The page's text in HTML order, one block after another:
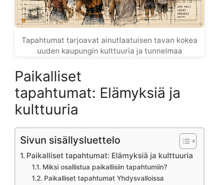
Tapahtumat tarjoavat ainutlaatuisen tavan kokea
uuden kaupungin kulttuuria ja tunnelmaa
Paikalliset
tapahtumat: Elämyksiä ja
kulttuuria
Sivun sisällysluettelo
Paikalliset tapahtumat: Elämyksiä ja kulttuuria
Miksi osallistua paikallisiin tapahtumiin?
Paikalliset tapahtumat Yhdysvalloissa